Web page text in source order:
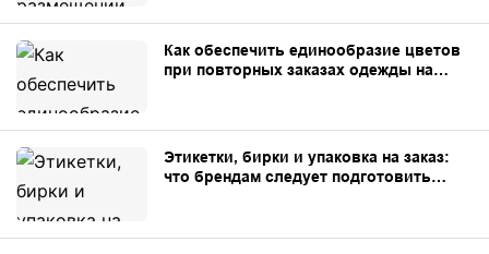
Как обеспечить единообразие цветов
при повторных заказах одежды на
Этикетки, бирки и упаковка на заказ:
что брендам следует подготовить